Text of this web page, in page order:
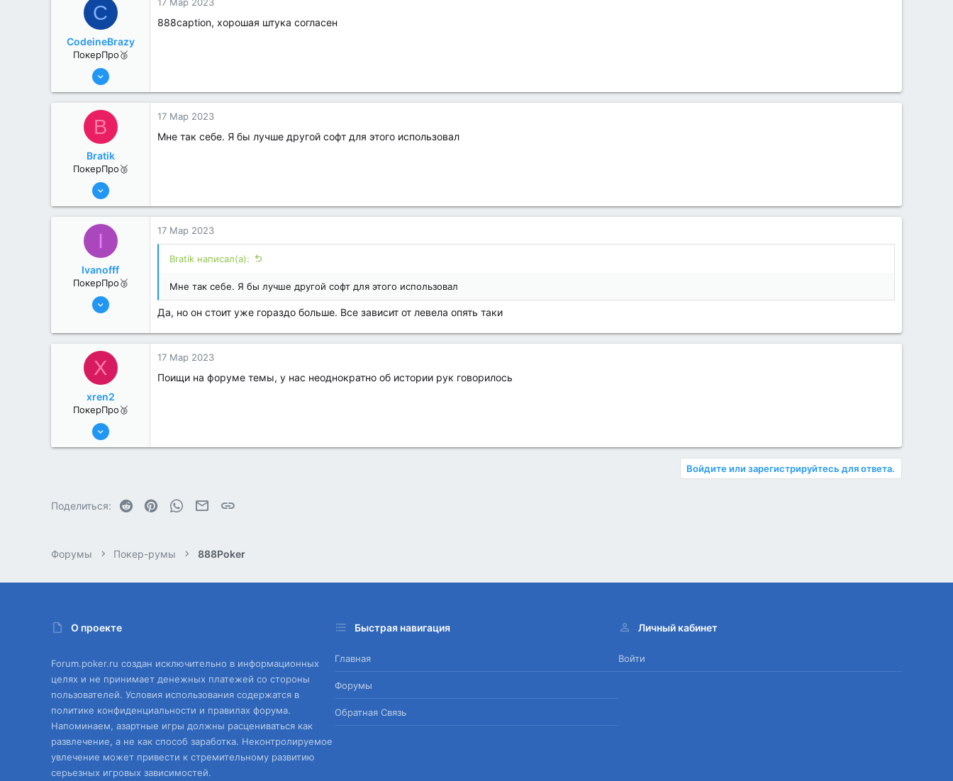
C
CodeineBrazy
ПокерПро🥉
17 Авг 2022
3
888caption, хорошая штука согласен
B
Bratik
ПокерПро🥉
17 Авг 2022
1
17 Мар 2023
Мне так себе. Я бы лучше другой софт для этого использовал
I
Ivanofff
ПокерПро🥉
17 Авг 2022
1
17 Мар 2023
Bratik написал(а):
Мне так себе. Я бы лучше другой софт для этого использовал
Да, но он стоит уже гораздо больше. Все зависит от левела опять таки
X
xren2
ПокерПро🥉
17 Авг 2022
17 Мар 2023
Поищи на форуме темы, у нас неоднократно об истории рук говорилось
Войдите или зарегистрируйтесь для ответа.
Поделиться: Reddit PinterestWhatsAppЭлектронная почта
Форумы Покер-румы 888Poker
О проекте
Forum.poker.ru создан исключительно в информационных
целях и не принимает денежных платежей со стороны
пользователей. Условия использования содержатся в
политике конфиденциальности и правилах форума.
Напоминаем, азартные игры должны расцениваться как
развлечение, а не как способ заработка. Неконтролируемое
увлечение может привести к стремительному развитию
серьезных игровых зависимостей.
Быстрая навигация
Главная
Форумы
Обратная Связь
Личный кабинет
Войти